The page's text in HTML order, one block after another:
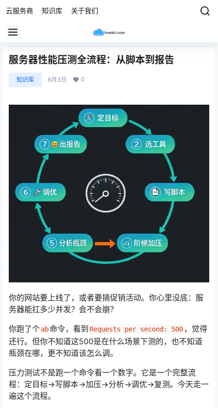
云服务商 知识库 关于我们
服务器性能压测全流程：从脚本到报告
知识库 6月3日 0
你的网站要上线了，或者要搞促销活动。你心里没底：服
务器能扛多少并发？会不会崩？
你跑了个ab命令，看到 Requests per second: 500 ，觉得
还行。但你不知道这500是在什么场景下测的，也不知道
瓶颈在哪，更不知道该怎么调。
压力测试不是跑一个命令看一个数字。它是一个完整流
程：定目标→写脚本→加压→分析→调优→复测。今天走一
遍这个流程。